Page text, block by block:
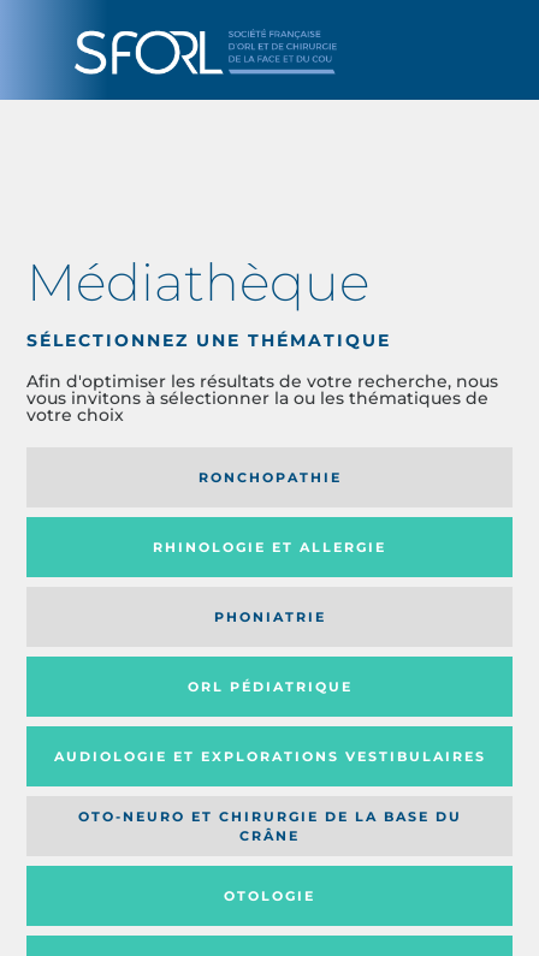
Médiathèque
SÉLECTIONNEZ UNE THÉMATIQUE
Afin d'optimiser les résultats de votre recherche, nous
vous invitons à sélectionner la ou les thématiques de
votre choix
RONCHOPATHIE
RHINOLOGIE ET ALLERGIE
PHONIATRIE
ORL PÉDIATRIQUE
AUDIOLOGIE ET EXPLORATIONS VESTIBULAIRES
OTO-NEURO ET CHIRURGIE DE LA BASE DU
CRÂNE
OTOLOGIE